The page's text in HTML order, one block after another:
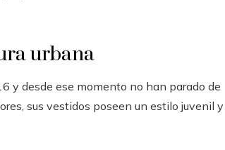
urbana
y desde ese momento no han parado de
sus vestidos poseen un estilo juvenil y